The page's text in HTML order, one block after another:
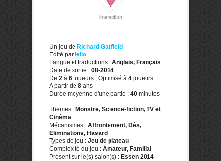
Un jeu de Richard Garfield
Edité par Iello
Langue et traductions : Anglais, Français
Date de sortie : 08-2014
De 2 à 6 joueurs , Optimisé à 4 joueurs
A partir de 8 ans
Durée moyenne d'une partie : 40 minutes
Thèmes : Monstre, Science-fiction, TV et
Cinéma
Mécanismes : Affrontement, Dés,
Eliminations, Hasard
Types de jeu : Jeu de plateau
Complexité du jeu : Amateur, Familial
Présent sur le(s) salon(s) : Essen 2014